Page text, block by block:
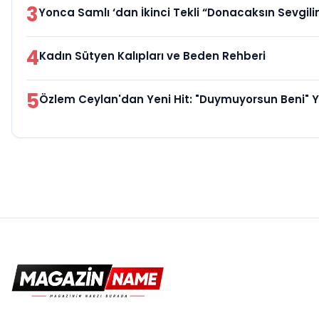
3Yonca Samlı ‘dan İkinci Tekli “Donacaksın
4Kadın Sütyen Kalıpları ve Beden Rehberi
5Özlem Ceylan'dan Yeni Hit: "Duymuyorsun Beni"